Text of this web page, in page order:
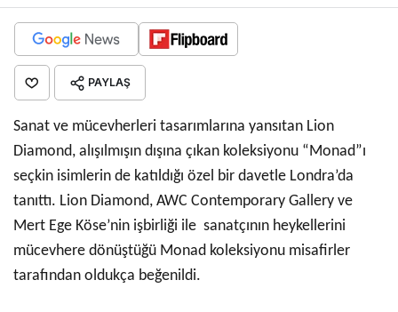
PAYLAŞ
Sanat ve mücevherleri tasarımlarına yansıtan Lion
Diamond, alışılmışın dışına çıkan koleksiyonu “Monad”ı
seçkin isimlerin de katıldığı özel bir davetle Londra’da
tanıttı. Lion Diamond, AWC Contemporary Gallery ve
Mert Ege Köse’nin işbirliği ile sanatçının heykellerini
mücevhere dönüştüğü Monad koleksiyonu misafirler
tarafından oldukça beğenildi.